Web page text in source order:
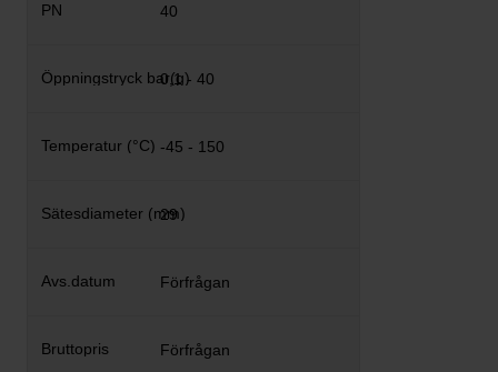
40
0,1 - 40
-45 - 150
29
Förfrågan
Förfrågan